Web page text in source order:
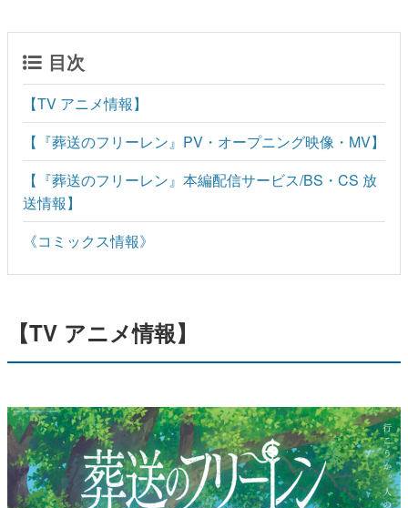
目次
【TV アニメ情報】
【『葬送のフリーレン』PV・オープニング映像・MV】
【『葬送のフリーレン』本編配信サービス/BS・CS 放
送情報】
《コミックス情報》
【TV アニメ情報】